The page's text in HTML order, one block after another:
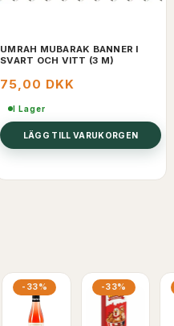
UMRAH MUBARAK BANNER I
SVART OCH VITT (3 M)
75,00 DKK
I Lager
LÄGG TILL VARUKORGEN
-33% -33%